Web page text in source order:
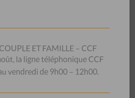
compétences professionnelles
de la mission exigeante qui
ET FAMILLE – CCF
la ligne téléphonique CCF
vendredi de 9h00 – 12h00.